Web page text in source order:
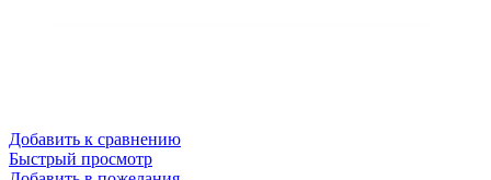
Добавить к сравнению
Быстрый просмотр